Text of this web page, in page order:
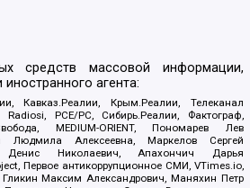
средств массовой информации,
агента:
Кавказ.Реалии, Крым.Реалии, Телеканал
PCE/PC, Сибирь.Реалии, Фактограф,
MEDIUM-ORIENT, Пономарев Лев
Людмила Алексеевна, Маркелов Сергей
Денис Николаевич, Апахончич Дарья
Первое антикоррупционное СМИ, VTimes.io,
Максим Александрович, Маняхин Петр